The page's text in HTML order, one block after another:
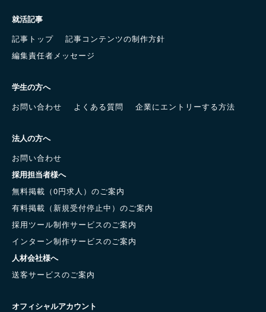
就活記事
記事トップ
記事コンテンツの制作方針
編集責任者メッセージ
学生の方へ
お問い合わせ
よくある質問 企業にエントリーする方法
法人の方へ
お問い合わせ
採用担当者様へ
無料掲載（0円求人）のご案内
有料掲載（新規受付停止中）のご案内
採用ツール制作サービスのご案内
インターン制作サービスのご案内
人材会社様へ
送客サービスのご案内
オフィシャルアカウント